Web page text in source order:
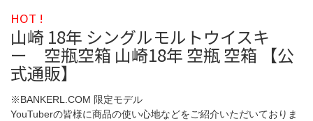
HOT !
山崎 18年 シングルモルトウイスキ
ー 空瓶空箱 山崎18年 空瓶 空箱 【公
式通販】
※BANKERL.COM 限定モデル
YouTuberの皆様に商品の使い心地などをご紹介いただいておりま